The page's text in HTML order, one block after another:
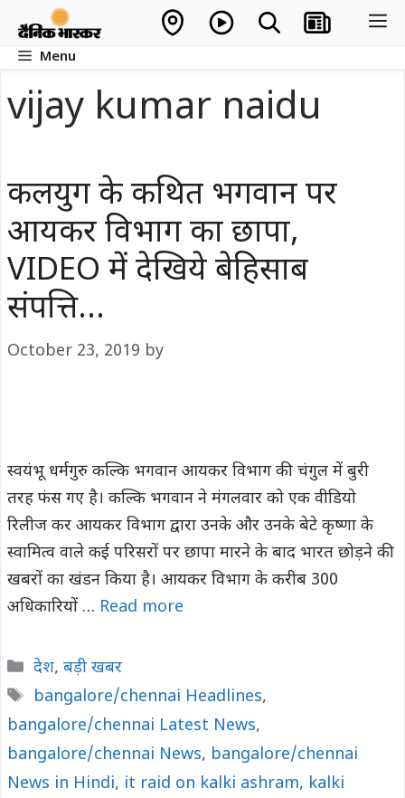
contentMenu
vijay kumar naidu
कलयुग के कथित भगवान पर
आयकर विभाग का छापा,
VIDEO में देखिये बेहिसाब
संपत्ति…
October 23, 2019 by
स्वयंभू धर्मगुरु कल्कि भगवान आयकर विभाग की चंगुल में बुरी
तरह फंस गए है। कल्कि भगवान ने मंगलवार को एक वीडियो
रिलीज कर आयकर विभाग द्वारा उनके और उनके बेटे कृष्णा के
स्वामित्व वाले कई परिसरों पर छापा मारने के बाद भारत छोड़ने की
खबरों का खंडन किया है। आयकर विभाग के करीब 300
अधिकारियों … Read more
Categories
देश, बड़ी खबर
Tags
bangalore/chennai Headlines,
bangalore/chennai Latest News,
bangalore/chennai News, bangalore/chennai
News in Hindi, it raid on kalki ashram, kalki